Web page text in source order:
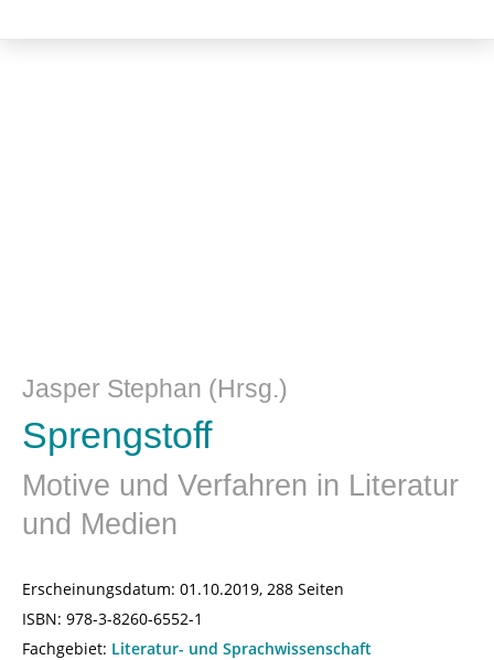
Jasper Stephan (Hrsg.)
Sprengstoff
Motive und Verfahren in Literatur
und Medien
Erscheinungsdatum: 01.10.2019, 288 Seiten
ISBN: 978-3-8260-6552-1
Fachgebiet: Literatur- und Sprachwissenschaft